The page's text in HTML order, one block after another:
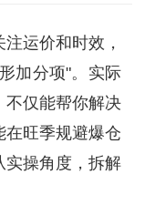
运价和时效，
加分项"。实际
不仅能帮你解决
在旺季规避爆仓
实操角度，拆解